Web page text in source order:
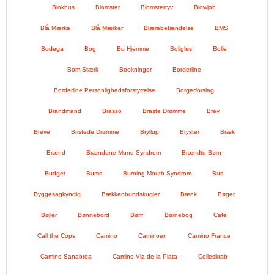
Blokhus Blomster Blomstertyv Blowjob
Blå Mærke Blå Mærker Blærebetændelse BMS
Bodega Bog Bo Hjemme Boligløs Bolle
Bom Stærk Bookninger Borderline
Borderline Personlighedsforstyrrelse Borgerforslag
Brandmand Brasso Braste Drømme Brev
Breve Bristede Drømme Bryllup Bryster Bræk
Brænd Brændene Mund Syndrom Brændte Børn
Budget Bums Burning Mouth Syndrom Bus
Byggesagkyndig Bækkenbundskugler Bænk Bøger
Bøjler Bønnebord Børn Børnebog Cafe
Call the Cops Camino Caminoen Camino France
Camino Sanabréa Camino Via de la Plata Celleskrab